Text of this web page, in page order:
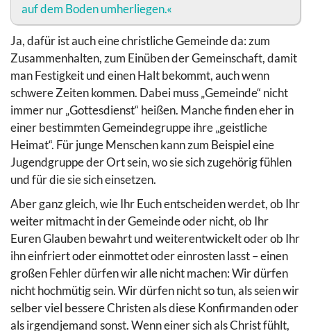
auf dem Boden umherliegen.«
Ja, dafür ist auch eine christliche Gemeinde da: zum
Zusammenhalten, zum Einüben der Gemeinschaft, damit
man Festigkeit und einen Halt bekommt, auch wenn
schwere Zeiten kommen. Dabei muss „Gemeinde“ nicht
immer nur „Gottesdienst“ heißen. Manche finden eher in
einer bestimmten Gemeindegruppe ihre „geistliche
Heimat“. Für junge Menschen kann zum Beispiel eine
Jugendgruppe der Ort sein, wo sie sich zugehörig fühlen
und für die sie sich einsetzen.
Aber ganz gleich, wie Ihr Euch entscheiden werdet, ob Ihr
weiter mitmacht in der Gemeinde oder nicht, ob Ihr
Euren Glauben bewahrt und weiterentwickelt oder ob Ihr
ihn einfriert oder einmottet oder einrosten lasst – einen
großen Fehler dürfen wir alle nicht machen: Wir dürfen
nicht hochmütig sein. Wir dürfen nicht so tun, als seien wir
selber viel bessere Christen als diese Konfirmanden oder
als irgendjemand sonst. Wenn einer sich als Christ fühlt,